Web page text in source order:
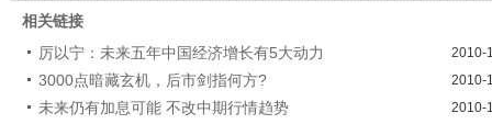
相关链接
厉以宁：未来五年中国经济增长有5大动力
2010-
3000点暗藏玄机，后市剑指何方? 2010-
未来仍有加息可能 不改中期行情趋势 2010-